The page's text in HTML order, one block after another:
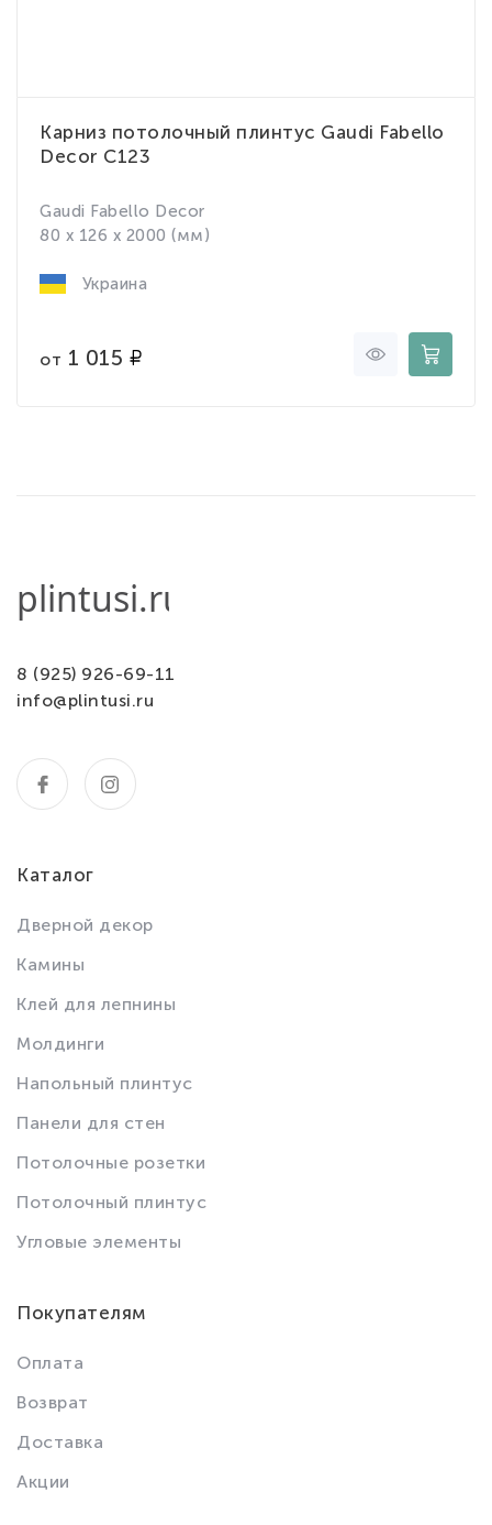
Карниз потолочный плинтус Gaudi Fabello
Decor C123
Gaudi Fabello Decor
80 x 126 x 2000 (мм)
Украина
от 1 015
8 (925) 926-69-11
info@plintusi.ru
Каталог
Дверной декор
Камины
Клей для лепнины
Молдинги
Напольный плинтус
Панели для стен
Потолочные розетки
Потолочный плинтус
Угловые элементы
Покупателям
Оплата
Возврат
Доставка
Акции